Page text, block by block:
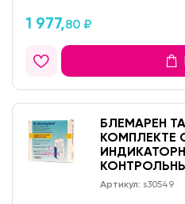
1 977,80 ₽
БЛЕМАРЕН
КОМПЛЕКТЕ
Артикул: s30549